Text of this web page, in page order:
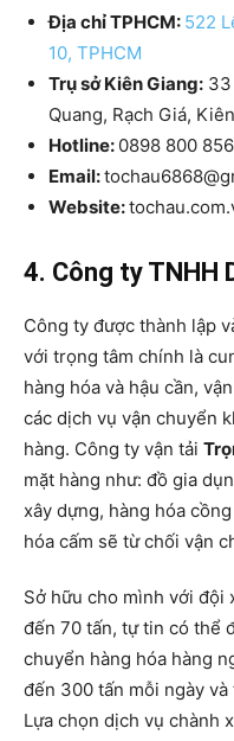
Địa chỉ TPHCM: 522
10, TPHCM
Trụ sở Kiên Giang: 33
Quang, Rạch Giá,
Hotline: 0898 800 856
Email:
Website:
4. Công ty TNHH
Công ty được thành lập
với trọng tâm chính là
hàng hóa và hậu cần,
các dịch vụ vận chuyển
hàng. Công ty vận tải
mặt hàng như: đồ gia
xây dựng, hàng hóa
hóa cấm sẽ từ chối vận
Sở hữu cho mình với đội
đến 70 tấn, tự tin có thể
chuyển hàng hóa hàng
đến 300 tấn mỗi ngày
Lựa chọn dịch vụ chành